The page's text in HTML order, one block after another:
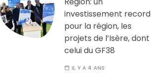
investissement record
pour la région, les
projets de l’Isère, dont
celui du GF38
IL Y A 4 ANS